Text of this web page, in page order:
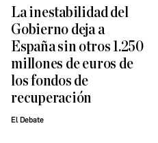
La inestabilidad del
Gobierno deja a
España sin otros 1.250
millones de euros de
los fondos de
recuperación
El Debate